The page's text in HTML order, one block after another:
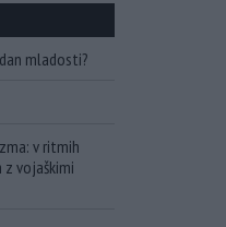
mladosti?
v ritmih
vojaškimi